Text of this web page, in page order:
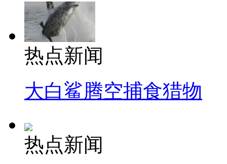
热点新闻
大白鲨腾空捕食猎物
热点新闻